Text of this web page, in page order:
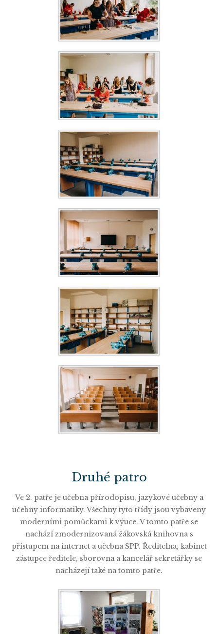
Druhé patro
Ve 2. patře je učebna přírodopisu, jazykové učebny a
učebny informatiky. Všechny tyto třídy jsou vybaveny
moderními pomůckami k výuce. V tomto patře se
nachází zmodernizovaná žákovská knihovna s
přístupem na internet a učebna SPP. Ředitelna, kabinet
zástupce ředitele, sborovna a kancelář sekretářky se
nacházejí také na tomto patře.